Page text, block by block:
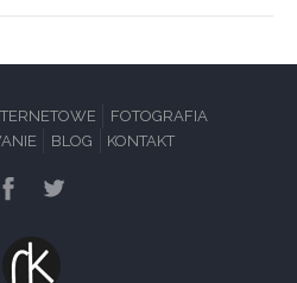
FOTOGRAFIA
BLOG KONTAKT